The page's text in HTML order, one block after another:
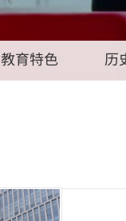
教育特色 历